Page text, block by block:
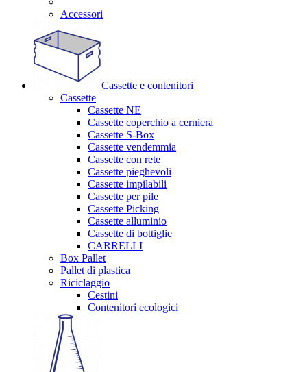
Accessori
Cassette e contenitori
Cassette
Cassette NE
Cassette coperchio a cerniera
Cassette S-Box
Cassette vendemmia
Cassette con rete
Cassette pieghevoli
Cassette impilabili
Cassette per pile
Cassette Picking
Cassette alluminio
Cassette di bottiglie
CARRELLI
Box Pallet
Pallet di plastica
Riciclaggio
Cestini
Contenitori ecologici